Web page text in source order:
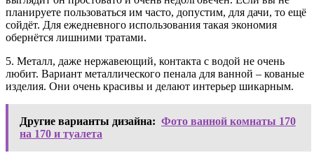
планируете пользоваться им часто, допустим, для дачи, то ещё
сойдёт. Для ежедневного использования такая экономия
обернётся лишними тратами.
5. Металл, даже нержавеющий, контакта с водой не очень
любит. Вариант металлического пенала для ванной – кованые
изделия. Они очень красивы и делают интерьер шикарным.
Другие варианты дизайна: Фото ванной комнаты 170
на 170 и туалета